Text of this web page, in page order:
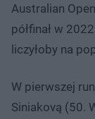
Australian
półfinał w
liczyłoby na
W pierwszej
Siniakovą (50.